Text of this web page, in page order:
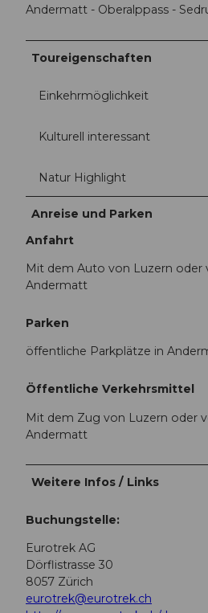
Andermatt - Oberalppass -
Toureigenschaften
Einkehrmöglichkeit
Kulturell interessant
Natur Highlight
Anreise und Parken
Anfahrt
Mit dem Auto von Luzern oder
Andermatt
Parken
öffentliche Parkplätze in
Öffentliche Verkehrsmittel
Mit dem Zug von Luzern oder
Andermatt
Weitere Infos / Links
Buchungstelle:
Eurotrek AG
Dörflistrasse 30
8057 Zürich
eurotrek@eurotrek.ch